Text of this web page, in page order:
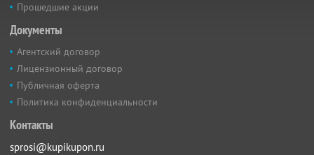
Прошедшие акции
Документы
Агентский договор
Лицензионный договор
Публичная оферта
Политика конфиденциальности
Контакты
sprosi@kupikupon.ru